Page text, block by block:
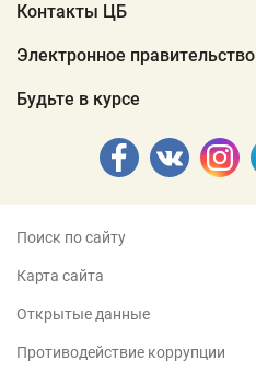
Контакты ЦБ
Электронное правительство
Будьте в курсе
Поиск по сайту
Карта сайта
Открытые данные
Противодействие коррупции